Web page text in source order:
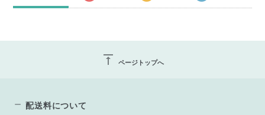
vertical_align_top ページトップへ
配送料について